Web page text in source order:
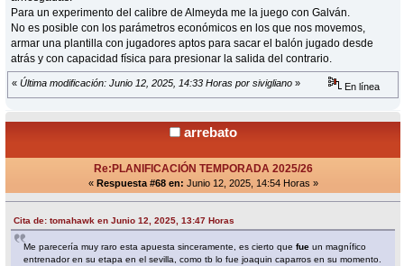
Para un experimento del calibre de Almeyda me la juego con Galván.
No es posible con los parámetros económicos en los que nos movemos,
armar una plantilla con jugadores aptos para sacar el balón jugado desde
atrás y con capacidad física para presionar la salida del contrario.
« Última modificación: Junio 12, 2025, 14:33 Horas por sivigliano » En línea
arrebato
Re:PLANIFICACIÓN TEMPORADA 2025/26
« Respuesta #68 en: Junio 12, 2025, 14:54 Horas »
Cita de: tomahawk en Junio 12, 2025, 13:47 Horas
Me parecería muy raro esta apuesta sinceramente, es cierto quefue un magnífico
entrenador en su etapa en el sevilla, como tb lo fue joaquin caparros en su momento.